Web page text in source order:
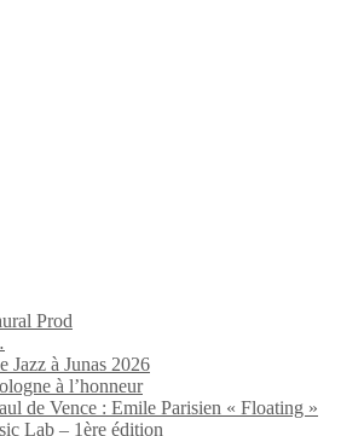
Prod
Jazz à Junas 2026
à l’honneur
de Vence : Emile Parisien « Floating »
Lab – 1ère édition